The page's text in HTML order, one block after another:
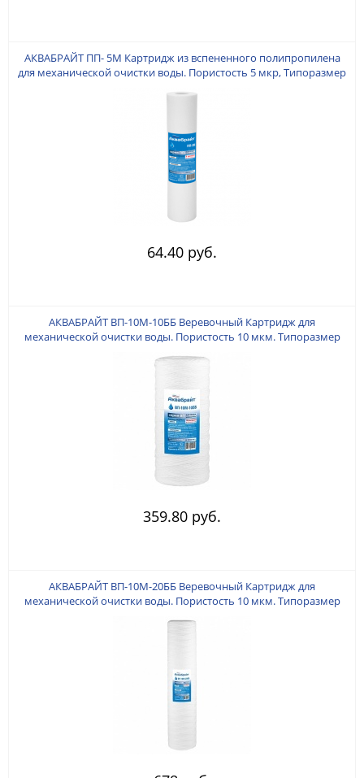
АКВАБРАЙТ ПП- 5M Картридж из вспененного полипропилена
для механической очистки воды. Пористость 5 мкр, Типоразмер
64.40 руб.
АКВАБРАЙТ ВП-10M-10ББ Веревочный Картридж для
механической очистки воды. Пористость 10 мкм. Типоразмер
359.80 руб.
АКВАБРАЙТ ВП-10M-20ББ Веревочный Картридж для
механической очистки воды. Пористость 10 мкм. Типоразмер